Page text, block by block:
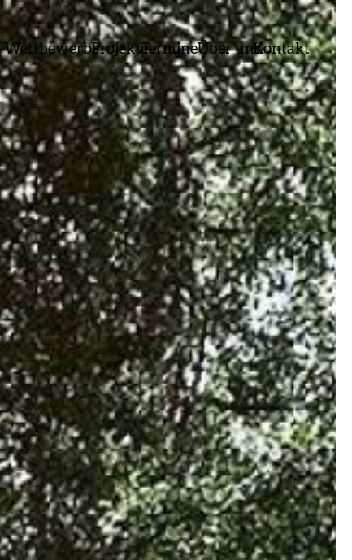
WettbewerbeProjekteTermineÜber unsKontakt